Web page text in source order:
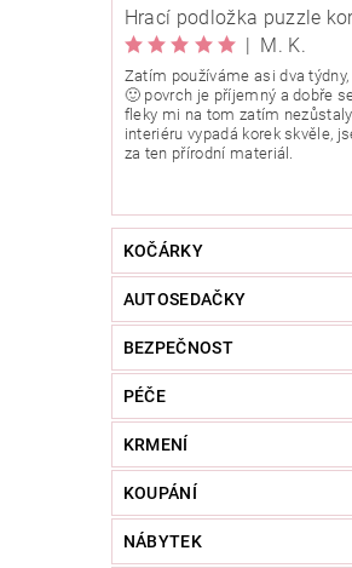
| M. K.
Zatím používáme asi dva
🙂 povrch je příjemný a dobře
fleky mi na tom zatím
interiéru vypadá korek skvěle,
za ten přírodní materiál.
KOČÁRKY
AUTOSEDAČKY
BEZPEČNOST
PÉČE
KRMENÍ
KOUPÁNÍ
NÁBYTEK